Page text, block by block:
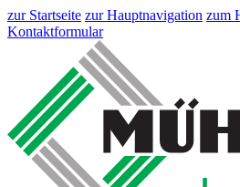
zur Startseite zur Hauptnavigation zum
Kontaktformular